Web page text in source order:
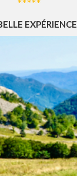
*****
EXPÉRIENCE